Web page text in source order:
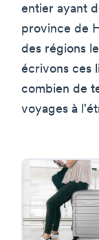
entier ayant
province de
des régions
écrivons ces
combien de
voyages à